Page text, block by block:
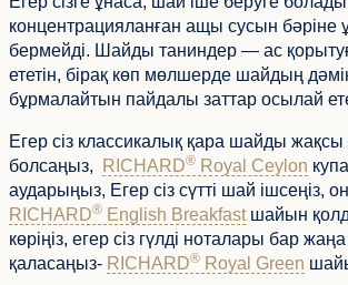
концентрацияланған ащы сусын бәріне
бермейді. Шайды таниндер — ас
ететін, бірақ көп мөлшерде шайдың
бұрмалайтын пайдалы заттар осылай
Егер сіз классикалық қара шайды жақсы
болсаңыз,
RICHARD® Royal Ceylon
аударыңыз, Егер сіз сүтті шай ішсеңіз,
RICHARD® English Breakfastшайын
көріңіз, егер сіз гүлді ноталары бар жаңа
қаласаңыз- RICHARD® Royal Green